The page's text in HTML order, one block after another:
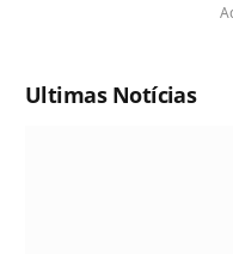
Ultimas Notícias